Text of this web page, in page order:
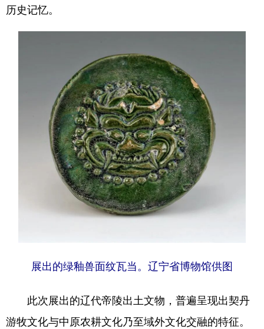
历史记忆。
展出的绿釉兽面纹瓦当。辽宁省博物馆供图
此次展出的辽代帝陵出土文物，普遍呈现出契丹
游牧文化与中原农耕文化乃至域外文化交融的特征。